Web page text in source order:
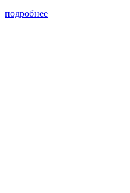
подробнее